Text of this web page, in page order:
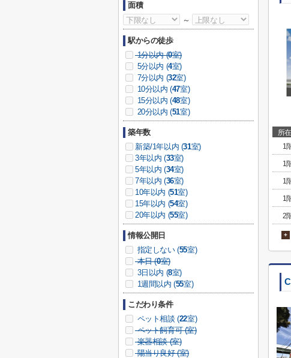
所
1
1
1
1
2
+
面積
～
駅からの徒歩
1分以内 (0室)
5分以内 (4室)
7分以内 (32室)
10分以内 (47室)
15分以内 (48室)
20分以内 (51室)
築年数
新築/1年以内 (31室)
3年以内 (33室)
5年以内 (34室)
7年以内 (36室)
10年以内 (51室)
15年以内 (54室)
20年以内 (55室)
情報公開日
指定しない (55室)
本日 (0室)
3日以内 (8室)
1週間以内 (55室)
こだわり条件
ペット相談 (22室)
ペット飼育可 (室)
楽器相談 (室)
陽当り良好 (室)